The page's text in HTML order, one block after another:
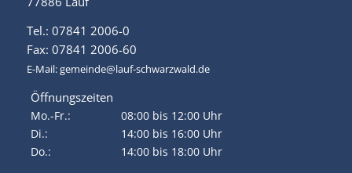
Tel.: 07841 2006-0
Fax: 07841 2006-60
E-Mail:gemeinde@lauf-schwarzwald.de
Öffnungszeiten
Mo.-Fr.:
08:00 bis 12:00 Uhr
Di.:
14:00 bis 16:00 Uhr
Do.:
14:00 bis 18:00 Uhr